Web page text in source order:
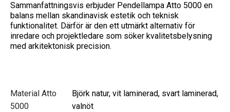
Sammanfattningsvis erbjuder Pendellampa Atto 5000 en
balans mellan skandinavisk estetik och teknisk
funktionalitet. Därför är den ett utmärkt alternativ för
inredare och projektledare som söker kvalitetsbelysning
med arkitektonisk precision.
Material Atto
5000
Björk natur, vit laminerad, svart laminerad,
valnöt